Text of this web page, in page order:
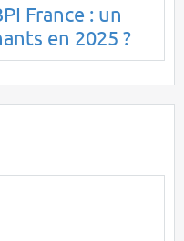
France : un
en 2025 ?